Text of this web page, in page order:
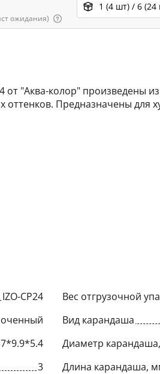
ожидания)
1 (4 шт) / 6 (24
"Аква-колор" произведены
Предназначены для
IZO-CP24 Вес отгрузочной
Вид карандаша
Диаметр
3 Длина карандаша,